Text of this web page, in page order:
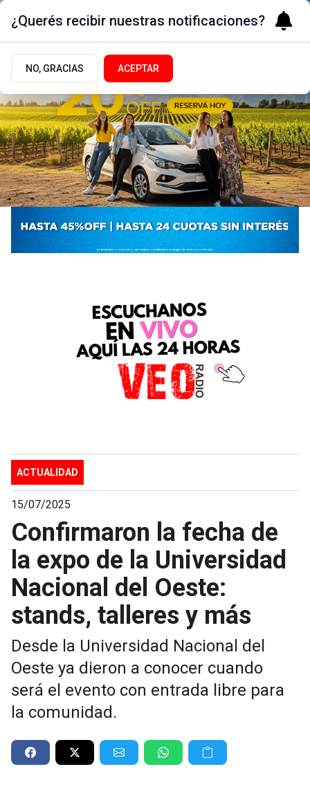
ACTUALIDAD
15/07/2025
Confirmaron la fecha de
la expo de la Universidad
Nacional del Oeste:
stands, talleres y más
Desde la Universidad Nacional del
Oeste ya dieron a conocer cuando
será el evento con entrada libre para
la comunidad.
¿Querés recibir nuestras notificaciones?
NO, GRACIAS ACEPTAR